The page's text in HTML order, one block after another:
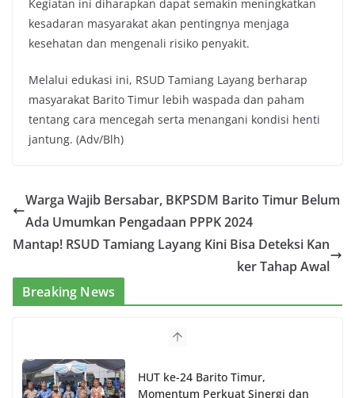
Kegiatan ini diharapkan dapat semakin meningkatkan
kesadaran masyarakat akan pentingnya menjaga
kesehatan dan mengenali risiko penyakit.
Melalui edukasi ini, RSUD Tamiang Layang berharap
masyarakat Barito Timur lebih waspada dan paham
tentang cara mencegah serta menangani kondisi henti
jantung. (Adv/Blh)
Warga Wajib Bersabar, BKPSDM Barito Timur Belum
Ada Umumkan Pengadaan PPPK 2024
Mantap! RSUD Tamiang Layang Kini Bisa Deteksi Kan
ker Tahap Awal
Breaking News
HUT ke-24 Barito Timur,
Momentum Perkuat Sinergi dan